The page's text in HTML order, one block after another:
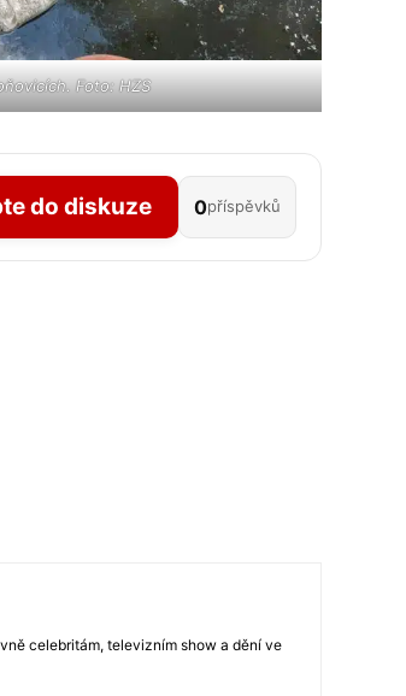
Foto: HZS
do diskuze 0příspěvků
celebritám, televizním show a dění ve